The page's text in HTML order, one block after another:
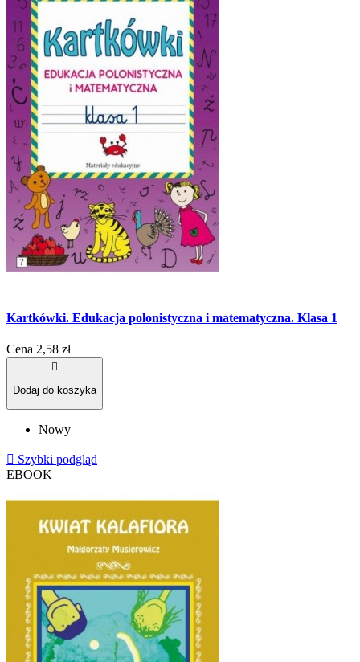
Kartkówki. Edukacja polonistyczna i matematyczna. Klasa 1
Cena 2,58 zł

Dodaj do koszyka
Nowy
 Szybki podgląd
EBOOK